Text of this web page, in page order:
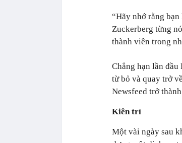
“Hãy nhớ rằng
Zuckerberg từng
thành viên trong
Chẳng hạn lần
từ bỏ và quay trở
Newsfeed trở
Kiên trì
Một vài ngày sau